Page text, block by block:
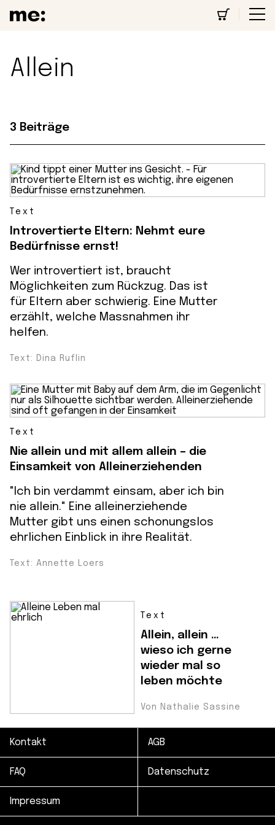
Allein
3 Beiträge
Text
Introvertierte Eltern: Nehmt eure
Bedürfnisse ernst!
Wer introvertiert ist, braucht
Möglichkeiten zum Rückzug. Das ist
für Eltern aber schwierig. Eine Mutter
erzählt, welche Massnahmen ihr
helfen.
Text: Dina Ruflin
Text
Nie allein und mit allem allein – die
Einsamkeit von Alleinerziehenden
"Ich bin verdammt einsam, aber ich bin
nie allein." Eine alleinerziehende
Mutter gibt uns einen schonungslos
ehrlichen Einblick in ihre Realität.
Text: Annette Loers
Text
Allein, allein …
wieso ich gerne
wieder mal so
leben möchte
Von Nathalie Sassine
Kontakt AGB
FAQ Datenschutz
Impressum